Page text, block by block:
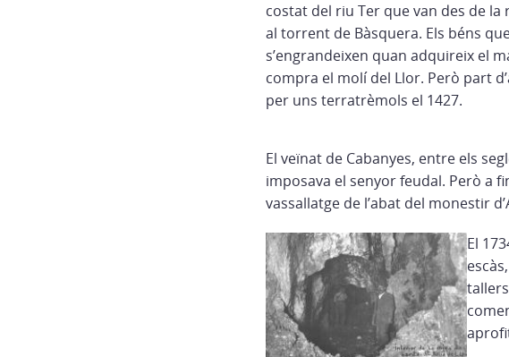
costat del riu Ter que van des de la
al torrent de Bàsquera. Els béns
s’engrandeixen quan adquireix el
compra el molí del Llor. Però part
per uns terratrèmols el 1427.
El veïnat de Cabanyes, entre els
imposava el senyor feudal. Però a
vassallatge de l’abat del monestir
El